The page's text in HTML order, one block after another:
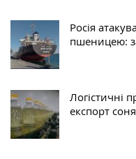
Росія
пшеницею:
Логістичні
експорт